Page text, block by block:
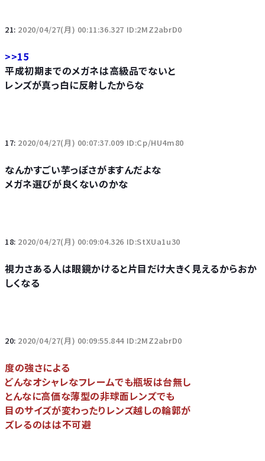
21: 2020/04/27(月) 00:11:36.327 ID:2MZ2abrD0
>>15
平成初期までのメガネは高級品でないと
レンズが真っ白に反射したからな
17: 2020/04/27(月) 00:07:37.009 ID:Cp/HU4m80
なんかすごい芋っぽさがますんだよな
メガネ選びが良くないのかな
18: 2020/04/27(月) 00:09:04.326 ID:StXUa1u30
視力さある人は眼鏡かけると片目だけ大きく見えるからおか
しくなる
20: 2020/04/27(月) 00:09:55.844 ID:2MZ2abrD0
度の強さによる
どんなオシャレなフレームでも瓶坂は台無し
とんなに高価な薄型の非球面レンズでも
目のサイズが変わったりレンズ越しの輪郭が
ズレるのはは不可避